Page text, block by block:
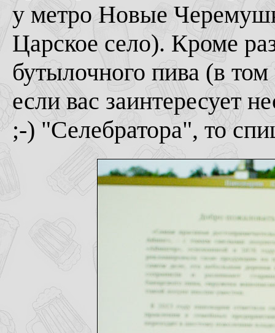
у метро Новые
Царское село). Кроме
бутылочного пива (в
если вас заинтересует
;-) "Селебратора", то